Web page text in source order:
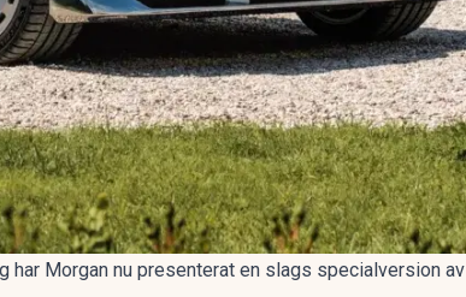
har Morgan nu presenterat en slags specialversion av